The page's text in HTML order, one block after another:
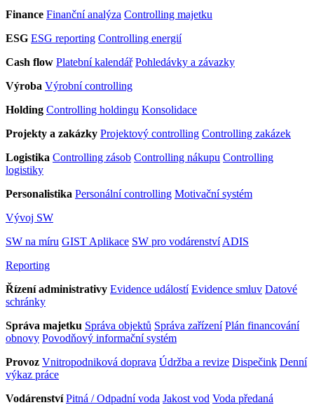
Finance Finanční analýza Controlling majetku
ESG ESG reporting Controlling energií
Cash flow Platební kalendář Pohledávky a závazky
Výroba Výrobní controlling
Holding Controlling holdingu Konsolidace
Projekty a zakázky Projektový controlling Controlling zakázek
Logistika Controlling zásob Controlling nákupu Controlling
logistiky
Personalistika Personální controlling Motivační systém
Vývoj SW
SW na míru GIST Aplikace SW pro vodárenství ADIS
Reporting
Řízení administrativy Evidence událostí Evidence smluv Datové
schránky
Správa majetku Správa objektů Správa zařízení Plán financování
obnovy Povodňový informační systém
Provoz Vnitropodniková doprava Údržba a revize Dispečink Denní
výkaz práce
Vodárenství Pitná / Odpadní voda Jakost vod Voda předaná